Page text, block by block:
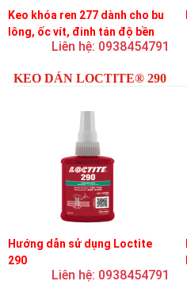
Keo khóa ren 277 dành cho bu
lông, ốc vít, đinh tán độ bền
cao, độ nhớt cao
Liên hệ: 0938454791
KEO DÁN LOCTITE® 290
Hướng dẫn sử dụng Loctite
290
Liên hệ: 0938454791